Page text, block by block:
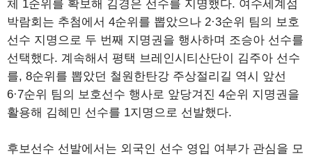
체 1순위를 확보해 김경은 선수를 지명했다. 여수세계섬
박람회는 추첨에서 4순위를 뽑았으나 2·3순위 팀의 보호
선수 지명으로 두 번째 지명권을 행사하며 조승아 선수를
선택했다. 계속해서 평택 브레인시티산단이 김주아 선수
를, 8순위를 뽑았던 철원한탄강 주상절리길 역시 앞선
6·7순위 팀의 보호선수 행사로 앞당겨진 4순위 지명권을
활용해 김혜민 선수를 1지명으로 선발했다.
후보선수 선발에서는 외국인 선수 영입 여부가 관심을 모